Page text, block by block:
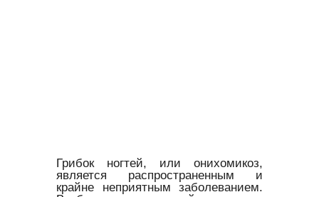
Грибок ногтей, или онихомикоз,
является распространенным и
крайне неприятным заболеванием.